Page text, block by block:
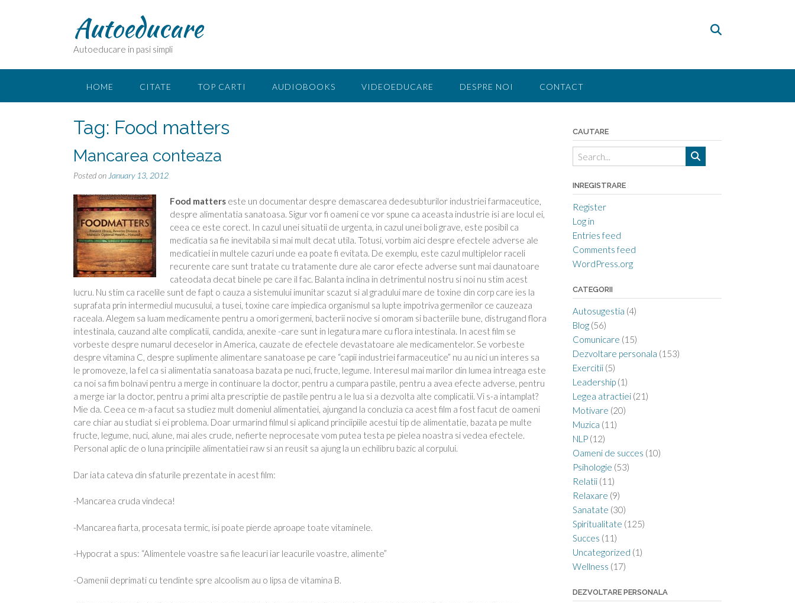
Autoeducare
Autoeducare in pasi simpli
HOME CITATE TOP CARTI AUDIOBOOKS VIDEOEDUCARE DESPRE NOI CONTACT
Tag: Food matters
Mancarea conteaza
Posted on January 13, 2012
Food matterseste un documentar despre demascarea dedesubturilor industriei farmaceutice,
despre alimentatia sanatoasa. Sigur vor fi oameni ce vor spune ca aceasta industrie isi are locul ei,
ceea ce este corect. In cazul unei situatii de urgenta, in cazul unei boli grave, este posibil ca
medicatia sa fie inevitabila si mai mult decat utila. Totusi, vorbim aici despre efectele adverse ale
medicatiei in multele cazuri unde ea poate fi evitata. De exemplu, este cazul multiplelor raceli
recurente care sunt tratate cu tratamente dure ale caror efecte adverse sunt mai daunatoare
cateodata decat binele pe care il fac. Balanta inclina in detrimentul nostru si noi nu stim acest
lucru. Nu stim ca racelile sunt de fapt o cauza a sistemului imunitar scazut si al gradului mare de toxine din corp care ies la
suprafata prin intermediul mucusului, a tusei, toxine care impiedica organismul sa lupte impotriva germenilor ce cauzeaza
raceala. Alegem sa luam medicamente pentru a omori germeni, bacterii nocive si omoram si bacteriile bune, distrugand flora
intestinala, cauzand alte complicatii, candida, anexite -care sunt in legatura mare cu flora intestinala. In acest film se
vorbeste despre numarul deceselor in America, cauzate de efectele devastatoare ale medicamentelor. Se vorbeste
despre vitamina C, despre suplimente alimentare sanatoase pe care “capii industriei farmaceutice” nu au nici un interes sa
le promoveze, la fel ca si alimentatia sanatoasa bazata pe nuci, fructe, legume. Interesul mai marilor din lumea intreaga este
ca noi sa fim bolnavi pentru a merge in continuare la doctor, pentru a cumpara pastile, pentru a avea efecte adverse, pentru
a merge iar la doctor, pentru a primi alta prescriptie de pastile pentru a le lua si a dezvolta alte complicatii. Vi s-a intamplat?
Mie da. Ceea ce m-a facut sa studiez mult domeniul alimentatiei, ajungand la concluzia ca acest film a fost facut de oameni
care chiar au studiat si ei problema. Doar urmarind filmul si aplicand princiipiile acestui tip de alimentatie, bazata pe multe
fructe, legume, nuci, alune, mai ales crude, nefierte neprocesate vom putea testa pe pielea noastra si vedea efectele.
Personal aplic de o luna principiile alimentatiei raw si an reusit sa ajung la un echilibru bazic al corpului.
Dar iata cateva din sfaturile prezentate in acest film:
-Mancarea cruda vindeca!
-Mancarea fiarta, procesata termic, isi poate pierde aproape toate vitaminele.
-Hypocrat a spus: “Alimentele voastre sa fie leacuri iar leacurile voastre, alimente”
-Oamenii deprimati cu tendinte spre alcoolism au o lipsa de vitamina B.
CAUTARE
INREGISTRARE
Register
Log in
Entries feed
Comments feed
WordPress.org
CATEGORII
Autosugestia (4)
Blog(56)
Comunicare (15)
Dezvoltare personala (153)
Exercitii(5)
Leadership(1)
Legea atractiei(21)
Motivare (20)
Muzica (11)
NLP(12)
Oameni de succes (10)
Psihologie (53)
Relatii(11)
Relaxare (9)
Sanatate (30)
Spiritualitate (125)
Succes (11)
Uncategorized (1)
Wellness (17)
DEZVOLTARE PERSONALA